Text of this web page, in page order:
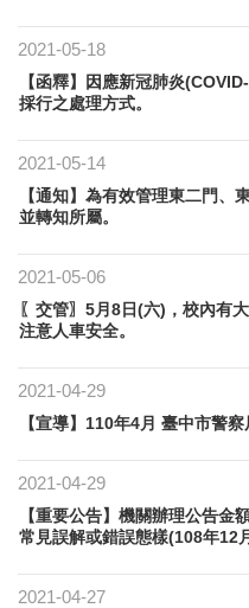
2021-05-18
【函釋】因應新冠肺炎
採行之處理方式。
2021-05-14
【通知】為有效管理東二門、
並轉知所屬。
2021-05-06
〖交管〗5月8日(六)，校內有
注意人車安全。
2021-04-29
【宣導】110年4月 臺中市警
2021-04-29
【重要公告】機關辦理公告金
常見誤解或錯誤態樣(108年12
2021-04-27